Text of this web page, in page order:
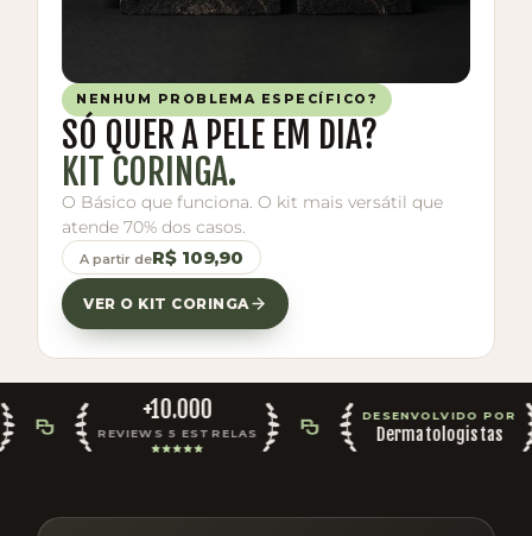
NENHUM PROBLEMA ESPECÍFICO?
SÓ QUER A PELE EM DIA?
KIT CORINGA.
O Básico que funciona. O kit mais versátil que
atende 70% dos casos.
A partir deR$ 109,90
VER O KIT CORINGA
+10.000
REVIEWS 5 ESTRELAS
DESENVOLVIDO POR
Dermatologistas